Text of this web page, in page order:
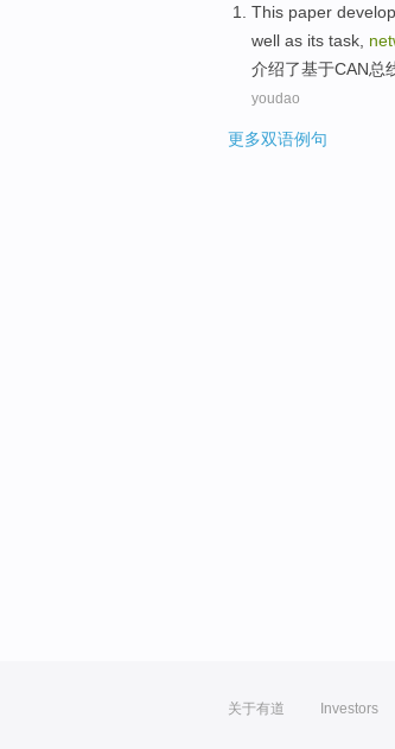
This paper
well as its task
介绍了基于CAN总
youdao
更多双语例句
关于有道 Investors